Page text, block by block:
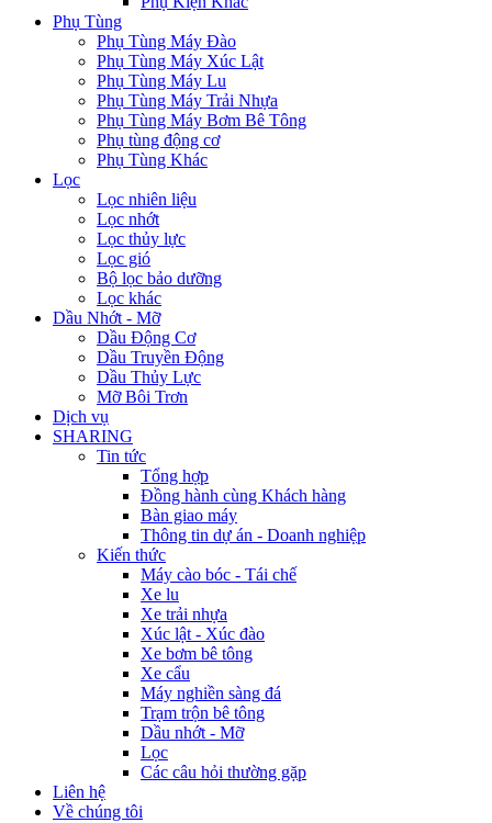
Phụ Tùng
Phụ Tùng Máy Đào
Phụ Tùng Máy Xúc Lật
Phụ Tùng Máy Lu
Phụ Tùng Máy Trải Nhựa
Phụ Tùng Máy Bơm Bê Tông
Phụ tùng động cơ
Phụ Tùng Khác
Lọc
Lọc nhiên liệu
Lọc nhớt
Lọc thủy lực
Lọc gió
Bộ lọc bảo dưỡng
Lọc khác
Dầu Nhớt - Mỡ
Dầu Động Cơ
Dầu Truyền Động
Dầu Thủy Lực
Mỡ Bôi Trơn
Dịch vụ
SHARING
Tin tức
Tổng hợp
Đồng hành cùng Khách hàng
Bàn giao máy
Thông tin dự án - Doanh nghiệp
Kiến thức
Máy cào bóc - Tái chế
Xe lu
Xe trải nhựa
Xúc lật - Xúc đào
Xe bơm bê tông
Xe cẩu
Máy nghiền sàng đá
Trạm trộn bê tông
Dầu nhớt - Mỡ
Lọc
Các câu hỏi thường gặp
Liên hệ
Về chúng tôi